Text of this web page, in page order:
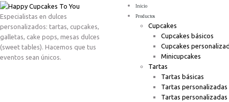
Especialistas en dulces
personalizados: tartas, cupcakes,
galletas, cake pops, mesas dulces
(sweet tables). Hacemos que tus
eventos sean únicos.
Inicio
Productos
Cupcakes
Cupcakes básicos
Cupcakes
Minicupcakes
Tartas
Tartas básicas
Tartas
Tartas personalizadas